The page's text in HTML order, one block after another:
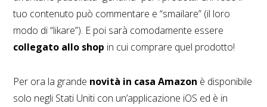
tuo contenuto può commentare e “smailare” (il loro
modo di “likare”). E poi sarà comodamente essere
collegato allo shop in cui comprare quel prodotto!
Per ora la grande novità in casa Amazon è disponibile
solo negli Stati Uniti con un’applicazione iOS ed è in